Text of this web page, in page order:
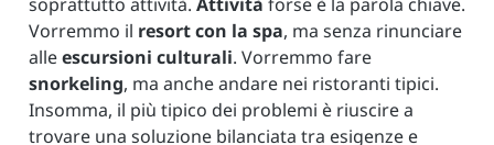
Vorremmo il resort con la spa, ma senza rinunciare
alleescursioni culturali. Vorremmo fare
snorkeling, ma anche andare nei ristoranti tipici.
Insomma, il più tipico dei problemi è riuscire a
trovare una soluzione bilanciata tra esigenze e